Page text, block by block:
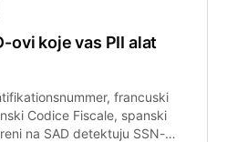
ovi koje vas PII alat
francuski
Codice Fiscale, spanski
na SAD detektuju SSN-